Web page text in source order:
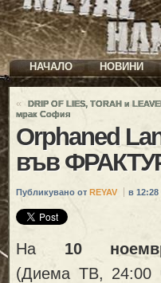
НАЧАЛО НОВИНИ
«
DRIP OF LIES, TORAH и
мрак София
Orphaned
във
Публикувано от REYAV в 12:28
На 10
(Диема ТВ, 24:00